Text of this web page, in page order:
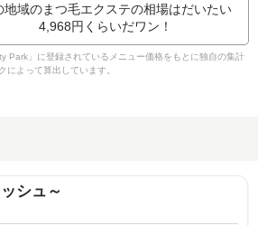
地域のまつ毛エクステの相場はだいたい
4,968円 くらいだワン！
Park」に登録されているメニュー価格をもとに独自の集計
によって算出しています。
シュ～